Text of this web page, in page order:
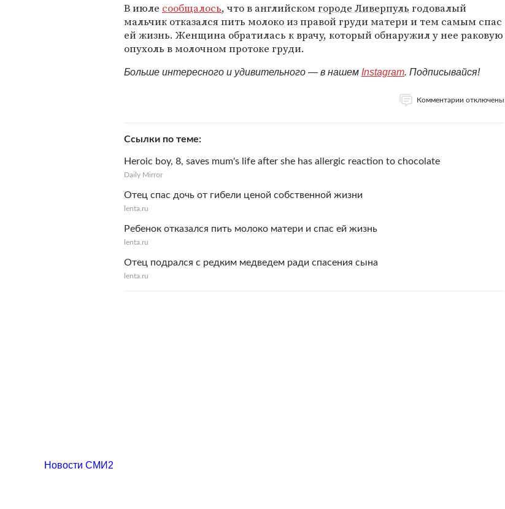
В июле сообщалось, что в английскомгороде Ливерпуль годовалый
мальчик отказался пить молоко из правой груди матери и тем самым спас
ей жизнь. Женщина обратилась к врачу, который обнаружил у нее раковую
опухоль в молочном протоке груди.
Больше интересного и удивительного — в нашем Instagram. Подписывайся!
Комментарии отключены
Ссылки по теме
Heroic boy, 8, saves mum's life after she has allergic reaction to chocolate
Daily Mirror
Отец спас дочь от гибели ценой собственной жизни
lenta.ru
Ребенок отказался пить молоко матери и спас ей жизнь
lenta.ru
Отец подрался с редким медведем ради спасения сына
lenta.ru
Новости СМИ2